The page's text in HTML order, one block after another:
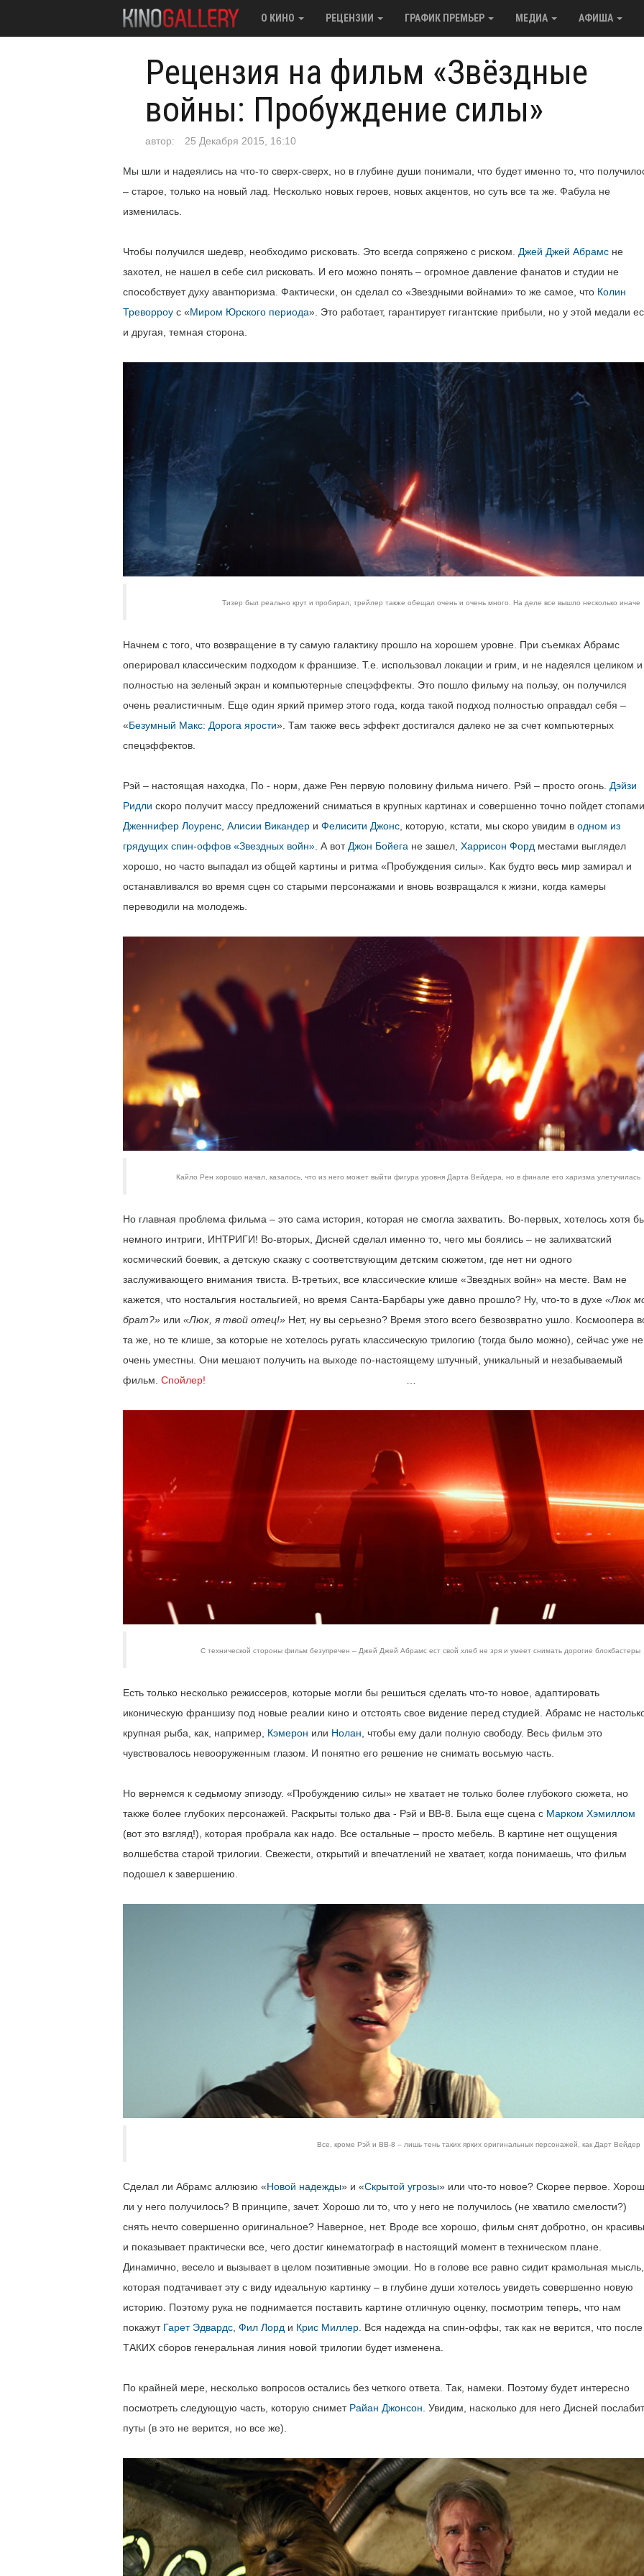
О КИНО РЕЦЕНЗИИ ГРАФИК ПРЕМЬЕР МЕДИА АФИША
Рецензия на фильм «Звёздные
войны: Пробуждение силы»
автор: 25 Декабря 2015, 16:10
Мы шли и надеялись на что-то сверх-сверх, но в глубине души понимали, что будет именно то, что
– старое, только на новый лад. Несколько новых героев, новых акцентов, но суть все та же. Фабула не
изменилась.
Чтобы получился шедевр, необходимо рисковать. Это всегда сопряжено с риском. Джей Джей Абрамсне
захотел, не нашел в себе сил рисковать. И его можно понять – огромное давление фанатов и студии не
способствует духу авантюризма. Фактически, он сделал со «Звездными войнами» то же самое, что Колин
Треворроус «Миром Юрского периода». Это работает, гарантирует гигантские прибыли, но у этой медали
и другая, темная сторона.
Тизер был реально крут и пробирал, трейлер также обещал очень и очень много. На деле все вышло несколько иначе
Начнем с того, что возвращение в ту самую галактику прошло на хорошем уровне. При съемках Абрамс
оперировал классическим подходом к франшизе. Т.е. использовал локации и грим, и не надеялся целиком и
полностью на зеленый экран и компьютерные спецэффекты. Это пошло фильму на пользу, он получился
очень реалистичным. Еще один яркий пример этого года, когда такой подход полностью оправдал себя –
«Безумный Макс: Дорога ярости». Там также весь эффект достигался далеко не за счет компьютерных
спецэффектов.
Рэй – настоящая находка, По - норм, даже Рен первую половину фильма ничего. Рэй – просто огонь. Дэйзи
Ридли скоро получит массу предложений сниматься в крупных картинах и совершенно точно пойдет стопами
Дженнифер Лоуренс, Алисии Викандери Фелисити Джонс, которую, кстати, мы скоро увидим в одном из
грядущих спин-оффов «Звездных войн». А вот Джон Бойега не зашел, Харрисон Форд местами выглядел
хорошо, но часто выпадал из общей картины и ритма «Пробуждения силы». Как будто весь мир замирал и
останавливался во время сцен со старыми персонажами и вновь возвращался к жизни, когда камеры
переводили на молодежь.
Кайло Рен хорошо начал, казалось, что из него может выйти фигура уровня Дарта Вейдера, но в финале его харизма улетучилась
Но главная проблема фильма – это сама история, которая не смогла захватить. Во-первых, хотелось хотя
немного интриги, ИНТРИГИ! Во-вторых, Дисней сделал именно то, чего мы боялись – не залихватский
космический боевик, а детскую сказку с соответствующим детским сюжетом, где нет ни одного
заслуживающего внимания твиста. В-третьих, все классические клише «Звездных войн» на месте. Вам не
кажется, что ностальгия ностальгией, но время Санта-Барбары уже давно прошло? Ну, что-то в духе «Люк
брат?»или «Люк, я твой отец!»Нет, ну вы серьезно? Время этого всего безвозвратно ушло. Космоопера
та же, но те клише, за которые не хотелось ругать классическую трилогию (тогда было можно), сейчас уже не
очень уместны. Они мешают получить на выходе по-настоящему штучный, уникальный и незабываемый
фильм. Спойлер!
С технической стороны фильм безупречен – Джей Джей Абрамс ест свой хлеб не зря и умеет снимать дорогие блокбастеры
Есть только несколько режиссеров, которые могли бы решиться сделать что-то новое, адаптировать
иконическую франшизу под новые реалии кино и отстоять свое видение перед студией. Абрамс не
крупная рыба, как, например, Кэмерон или Нолан , чтобы ему дали полную свободу. Весь фильм это
чувствовалось невооруженным глазом. И понятно его решение не снимать восьмую часть.
Но вернемся к седьмому эпизоду. «Пробуждению силы» не хватает не только более глубокого сюжета, но
также более глубоких персонажей. Раскрыты только два - Рэй и BB-8. Была еще сцена с Марком Хэмиллом
(вот это взгляд!), которая пробрала как надо. Все остальные – просто мебель. В картине нет ощущения
волшебства старой трилогии. Свежести, открытий и впечатлений не хватает, когда понимаешь, что фильм
подошел к завершению.
Все, кроме Рэй и BB-8 – лишь тень таких ярких оригинальных персонажей, как Дарт Вейдер
Сделал ли Абрамс аллюзию «Новой надежды» и «Скрытой угрозы» или что-то новое? Скорее первое.
ли у него получилось? В принципе, зачет. Хорошо ли то, что у него не получилось (не хватило смелости?)
снять нечто совершенно оригинальное? Наверное, нет. Вроде все хорошо, фильм снят добротно, он
и показывает практически все, чего достиг кинематограф в настоящий момент в техническом плане.
Динамично, весело и вызывает в целом позитивные эмоции. Но в голове все равно сидит крамольная мысль,
которая подтачивает эту с виду идеальную картинку – в глубине души хотелось увидеть совершенно новую
историю. Поэтому рука не поднимается поставить картине отличную оценку, посмотрим теперь, что нам
покажут Гарет Эдвардс, Фил Лорд и Крис Миллер. Вся надежда на спин-оффы, так как не верится, что после
ТАКИХ сборов генеральная линия новой трилогии будет изменена.
По крайней мере, несколько вопросов остались без четкого ответа. Так, намеки. Поэтому будет интересно
посмотреть следующую часть, которую снимет Райан Джонсон . Увидим, насколько для него Дисней послабит
путы (в это не верится, но все же).